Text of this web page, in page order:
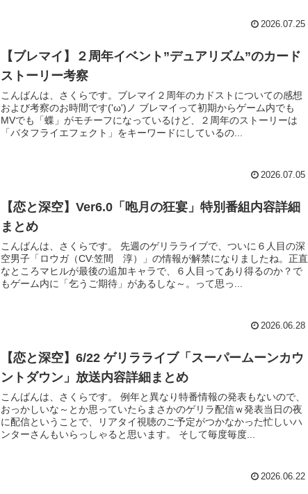
2026.07.25
【ブレマイ】２周年イベント”デュアリズム”のカード
ストーリー考察
こんばんは、さくらです。ブレマイ２周年のカドストについての感想
および考察のお時間です('ω')ノ ブレマイって初期からゲーム内でも
MVでも「蝶」がモチーフになっているけど、２周年のストーリーは
「バタフライエフェクト」をキーワードにしているの...
2026.07.05
【恋と深空】Ver6.0「咆月の狂宴」特別番組内容詳細
まとめ
こんばんは、さくらです。 先週のゲリラライブで、ついに６人目の深
空男子「ロウガ（CV:笠間 淳）」の情報が解禁になりましたね。正直
なところマヒルが最後の追加キャラで、６人目ってあり得るのか？で
もゲーム内に「乞うご期待」があるしな～。って思っ...
2026.06.28
【恋と深空】6/22 ゲリラライブ「スーパームーンカウ
ントダウン」放送内容詳細まとめ
こんばんは、さくらです。 例年と異なり特番情報の発表もないので、
おっかしいな～とか思っていたらまさかのゲリラ配信ｗ発表当日の夜
に配信ということで、リアタイ視聴のご予定がつかなかった忙しいハ
ンターさんもいらっしゃると思います。 そして毎度毎度...
2026.06.22